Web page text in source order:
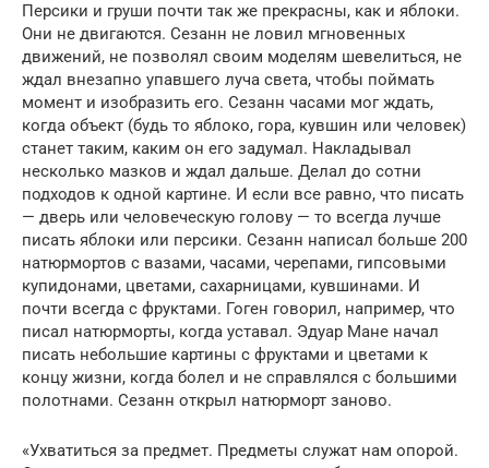
Персики и груши почти так же прекрасны, как и яблоки.
Они не двигаются. Сезанн не ловил мгновенных
движений, не позволял своим моделям шевелиться, не
ждал внезапно упавшего луча света, чтобы поймать
момент и изобразить его. Сезанн часами мог ждать,
когда объект (будь то яблоко, гора, кувшин или человек)
станет таким, каким он его задумал. Накладывал
несколько мазков и ждал дальше. Делал до сотни
подходов к одной картине. И если все равно, что писать
— дверь или человеческую голову — то всегда лучше
писать яблоки или персики. Сезанн написал больше 200
натюрмортов с вазами, часами, черепами, гипсовыми
купидонами, цветами, сахарницами, кувшинами. И
почти всегда с фруктами. Гоген говорил, например, что
писал натюрморты, когда уставал. Эдуар Мане начал
писать небольшие картины с фруктами и цветами к
концу жизни, когда болел и не справлялся с большими
полотнами. Сезанн открыл натюрморт заново.
«Ухватиться за предмет. Предметы служат нам опорой.